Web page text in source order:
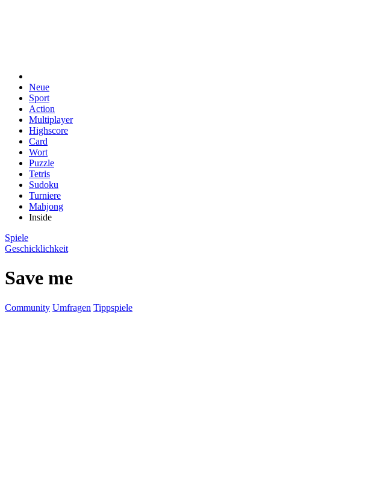
Neue
Sport
Action
Multiplayer
Highscore
Card
Wort
Puzzle
Tetris
Sudoku
Turniere
Mahjong
Inside
Spiele
Geschicklichkeit
Save me
Community Umfragen Tippspiele